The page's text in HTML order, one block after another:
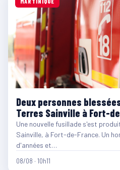
Deux personnes
Terres Sainville à Fort-
Une nouvelle fusillade s'est
Sainville, à Fort-de-France. Un
d'années et…
08/08 · 10h11